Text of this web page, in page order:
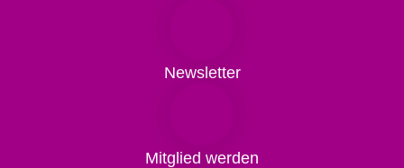
Newsletter
Mitglied werden